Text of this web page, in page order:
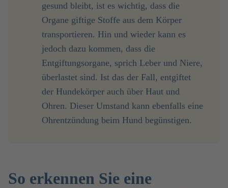
gesund bleibt, ist es wichtig, dass die
Organe giftige Stoffe aus dem Körper
transportieren. Hin und wieder kann es
jedoch dazu kommen, dass die
Entgiftungsorgane, sprich Leber und Niere,
überlastet sind. Ist das der Fall, entgiftet
der Hundekörper auch über Haut und
Ohren. Dieser Umstand kann ebenfalls eine
Ohrentzündung beim Hund begünstigen.
So erkennen Sie eine